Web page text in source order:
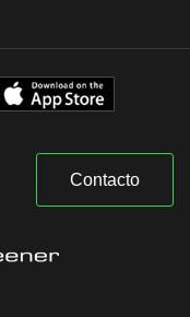
Contacto